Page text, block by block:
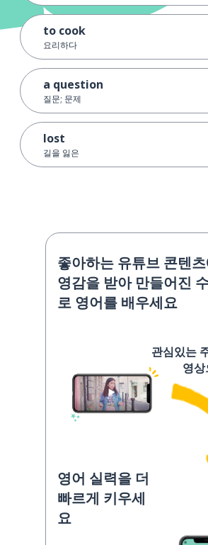
to cook
요리하다
a question
질문; 문제
lost
길을 잃은
좋아하는 유튜브 콘텐
영감을 받아 만들어진
로 영어를 배우세요
관심있는
영
영어 실력을 더
빠르게 키우세
요